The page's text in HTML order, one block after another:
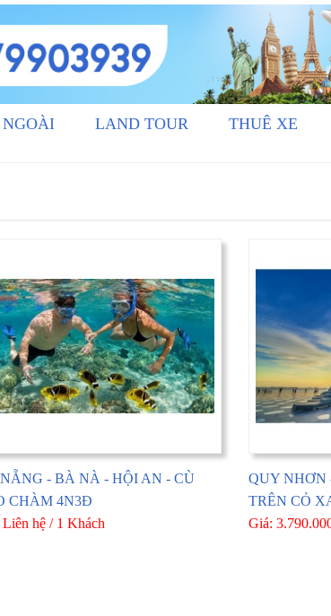
LAND TOUR THUÊ XE
- BÀ NÀ - HỘI AN - CÙ
CHÀM 4N3Đ
hệ / 1 Khách
QUY NHƠN
TRÊN CỎ
Giá: